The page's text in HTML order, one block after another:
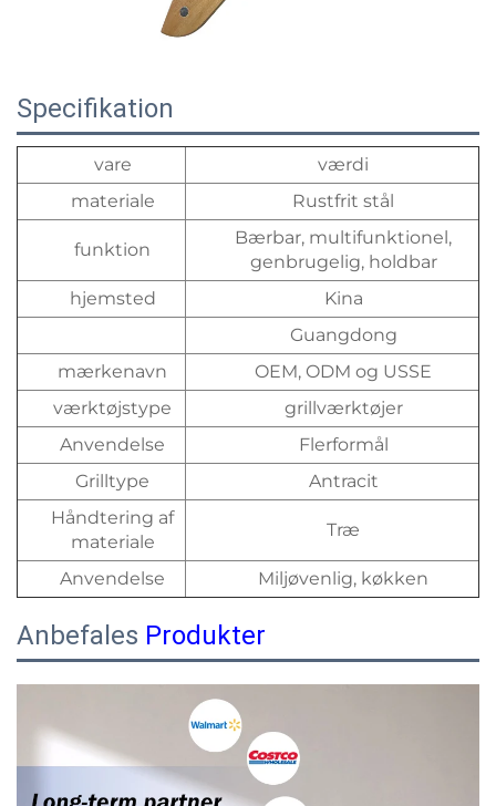
Specifikation
vare
værdi
materiale
Rustfrit stål
funktion
Bærbar, multifunktionel,
genbrugelig, holdbar
hjemsted
Kina
Guangdong
mærkenavn
OEM, ODM og USSE
værktøjstype
grillværktøjer
Anvendelse
Flerformål
Grilltype
Antracit
Håndtering af
materiale
Træ
Anvendelse Miljøvenlig, køkken
Anbefales Produkter